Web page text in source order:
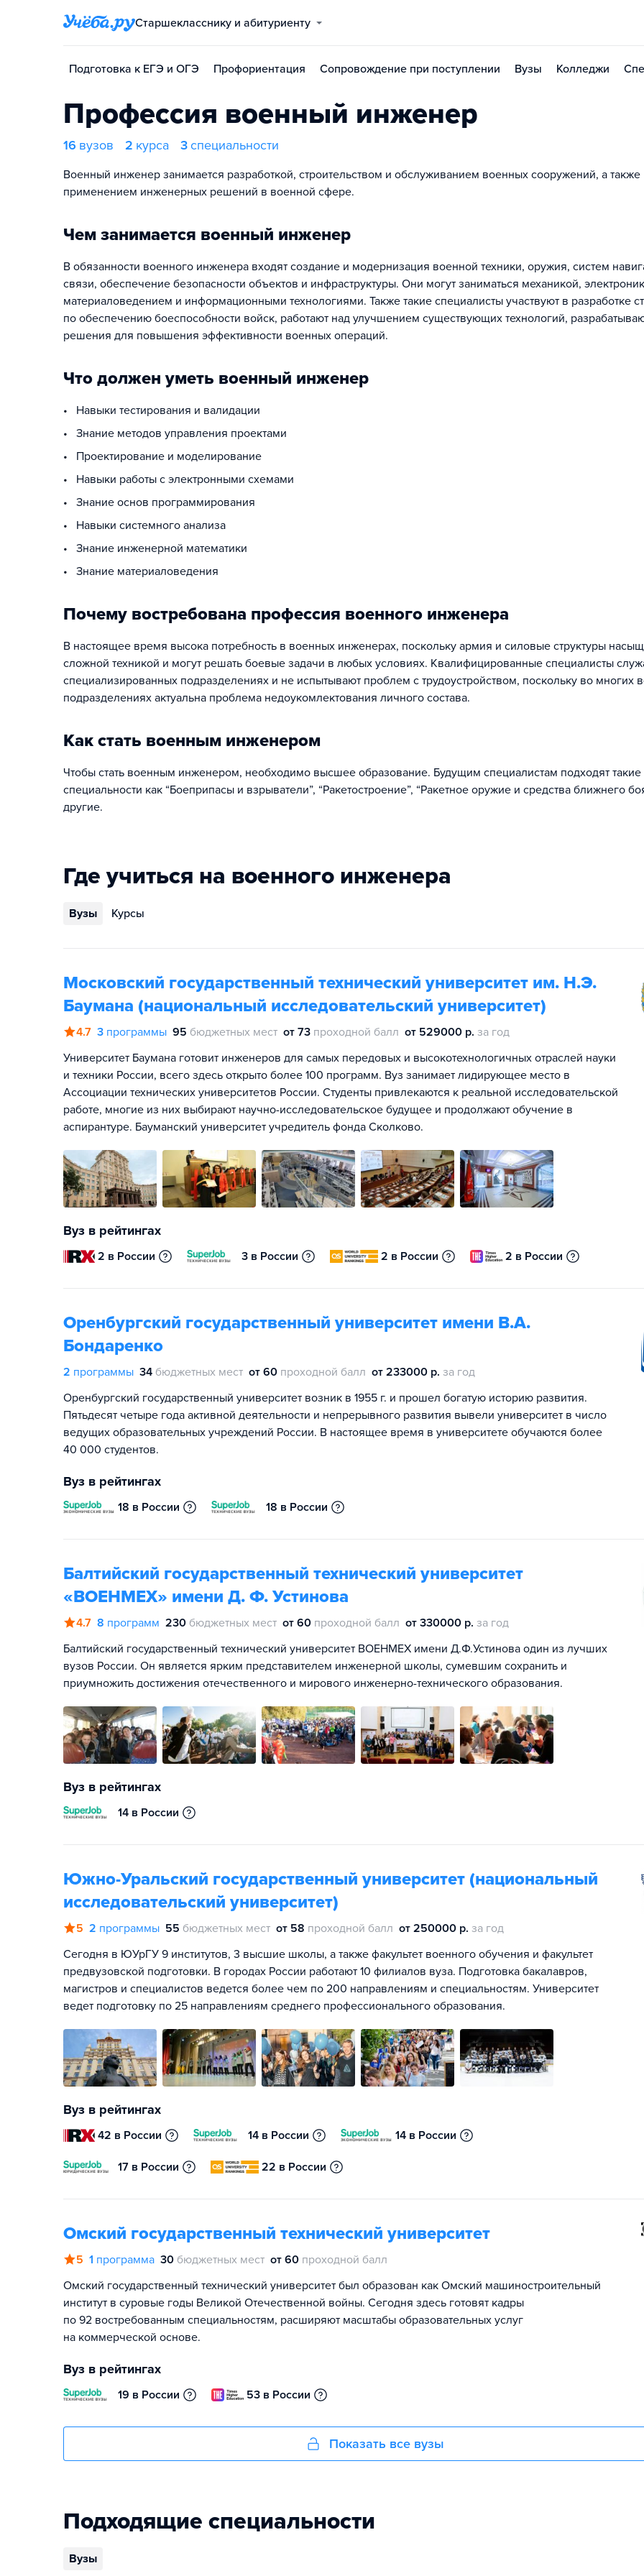
Старшекласснику и абитуриенту
Подготовка к ЕГЭ и ОГЭ Профориентация Сопровождение при поступлении Вузы Колледжи
Профессия военный инженер
16 вузов 2 курса 3специальности
Военный инженер занимается разработкой, строительством и обслуживанием военных сооружений, а также
применением инженерных решений в военной сфере.
Чем занимается военный инженер
В обязанности военного инженера входят создание и модернизация военной техники, оружия, систем
связи, обеспечение безопасности объектов и инфраструктуры. Они могут заниматься механикой,
материаловедением и информационными технологиями. Также такие специалисты участвуют в разработке
по обеспечению боеспособности войск, работают над улучшением существующих технологий,
решения для повышения эффективности военных операций.
Что должен уметь военный инженер
• Навыки тестирования и валидации
• Знание методов управления проектами
• Проектирование и моделирование
• Навыки работы с электронными схемами
• Знание основ программирования
• Навыки системного анализа
• Знание инженерной математики
• Знание материаловедения
Почему востребована профессия военного инженера
В настоящее время высока потребность в военных инженерах, поскольку армия и силовые структуры
сложной техникой и могут решать боевые задачи в любых условиях. Квалифицированные специалисты
специализированных подразделениях и не испытывают проблем с трудоустройством, поскольку во многих
подразделениях актуальна проблема недоукомлектования личного состава.
Как стать военным инженером
Чтобы стать военным инженером, необходимо высшее образование. Будущим специалистам подходят такие
специальности как “Боеприпасы и взрыватели”, “Ракетостроение”, “Ракетное оружие и средства ближнего
другие.
Где учиться на военного инженера
Вузы Курсы
Московский государственный технический университет им. Н.Э.
Баумана (национальный исследовательский университет)
4.7 3 программы 95 бюджетных мест от 73 проходной балл от 529000 р. за год
Университет Баумана готовит инженеров для самых передовых и высокотехнологичных отраслей науки
и техники России, всего здесь открыто более 100 программ. Вуз занимает лидирующее место в
Ассоциации технических университетов России. Студенты привлекаются к реальной исследовательской
работе, многие из них выбирают научно-исследовательское будущее и продолжают обучение в
аспирантуре. Бауманский университет учредитель фонда Сколково.
Вуз в рейтингах
2 в России 3 в России 2 в России 2 в России
Оренбургский государственный университет имени В.А.
Бондаренко
2 программы 34 бюджетных мест от 60 проходной балл от 233000 р. за год
Оренбургский государственный университет возник в 1955 г. и прошел богатую историю развития.
Пятьдесят четыре года активной деятельности и непрерывного развития вывели университет в число
ведущих образовательных учреждений России. В настоящее время в университете обучаются более
40 000 студентов.
Вуз в рейтингах
18 в России 18 в России
Балтийский государственный технический университет
«ВОЕНМЕХ» имени Д. Ф. Устинова
4.7 8 программ 230 бюджетных мест от 60 проходной балл от 330000 р. за год
Балтийский государственный технический университет ВОЕНМЕХ имени Д.Ф.Устинова один из лучших
вузов России. Он является ярким представителем инженерной школы, сумевшим сохранить и
приумножить достижения отечественного и мирового инженерно-технического образования.
Вуз в рейтингах
14 в России
Южно-Уральский государственный университет (национальный
исследовательский университет)
5 2 программы 55 бюджетных мест от 58 проходной балл от 250000 р. за год
Сегодня в ЮУрГУ 9 институтов, 3 высшие школы, а также факультет военного обучения и факультет
предвузовской подготовки. В городах России работают 10 филиалов вуза. Подготовка бакалавров,
магистров и специалистов ведется более чем по 200 направлениям и специальностям. Университет
ведет подготовку по 25 направлениям среднего профессионального образования.
Вуз в рейтингах
42 в России 14 в России 14 в России
17 в России 22 в России
Омский государственный технический университет
5 1 программа 30 бюджетных мест от 60 проходной балл
Омский государственный технический университет был образован как Омский машиностроительный
институт в суровые годы Великой Отечественной войны. Сегодня здесь готовят кадры
по 92 востребованным специальностям, расширяют масштабы образовательных услуг
на коммерческой основе.
Вуз в рейтингах
19 в России 53 в России
Показать все вузы
Подходящие специальности
Вузы